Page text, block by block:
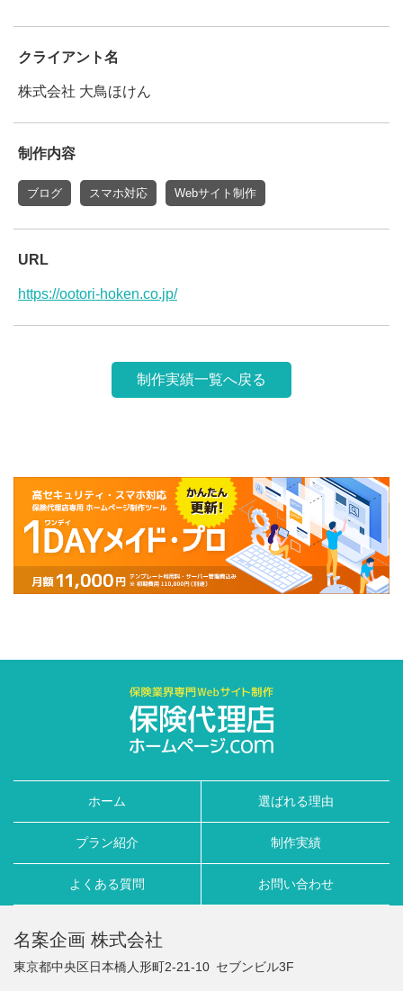
クライアント名
株式会社 大鳥ほけん
制作内容
ブログ スマホ対応 Webサイト制作
URL
https://ootori-hoken.co.jp/
制作実績一覧へ戻る
ホーム 選ばれる理由
プラン紹介 制作実績
よくある質問 お問い合わせ
名案企画 株式会社
東京都中央区日本橋人形町2-21-10 セブンビル3F